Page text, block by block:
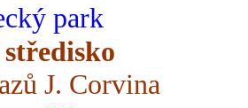
park
J. Corvina